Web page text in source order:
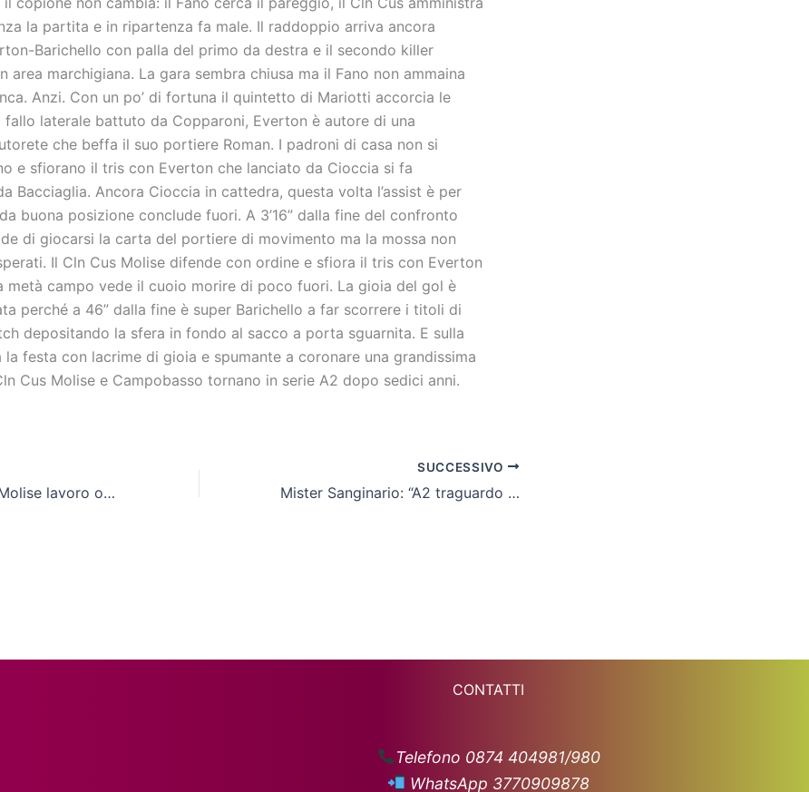
la partita e in ripartenza fa male. Il raddoppio arriva ancora
Barichello con palla del primo da destra e il secondo killer
area marchigiana. La gara sembra chiusa ma il Fano non ammaina
Anzi. Con un po’ di fortuna il quintetto di Mariotti accorcia le
fallo laterale battuto da Copparoni, Everton è autore di una
che beffa il suo portiere Roman. I padroni di casa non si
e sfiorano il tris con Everton che lanciato da Cioccia si fa
Bacciaglia. Ancora Cioccia in cattedra, questa volta l’assist è per
buona posizione conclude fuori. A 3’16” dalla fine del confronto
di giocarsi la carta del portiere di movimento ma la mossa non
Il Cln Cus Molise difende con ordine e sfiora il tris con Everton
metà campo vede il cuoio morire di poco fuori. La gioia del gol è
perché a 46” dalla fine è super Barichello a far scorrere i titoli di
depositando la sfera in fondo al sacco a porta sguarnita. E sulla
la festa con lacrime di gioia e spumante a coronare una grandissima
Cus Molise e Campobasso tornano in serie A2 dopo sedici anni.
Carlozzi: “Al Cus Molise lavoro ottimo di Santucci e del suo staff”
SUCCESSIVO
Mister Sanginario: “A2 traguardo fantastico, grazie a chi lo ha reso possibile”
CONTATTI
Telefono 0874 404981/980
WhatsApp 3770909878